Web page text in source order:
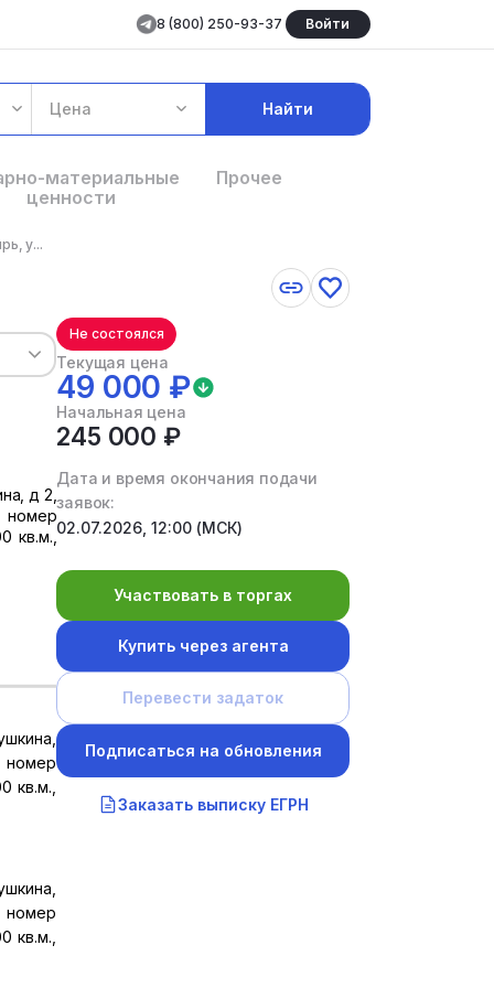
8 (800) 250-93-37 Войти
Цена Найти
материальные
ценности
Прочее
у...
д 2,
номер
кв.м.,
номер
кв.м.,
номер
кв.м.,
Не состоялся
Текущая цена
49 000 ₽
Начальная цена
245 000 ₽
Дата и время окончания подачи
заявок:
02.07.2026, 12:00 (МСК)
Участвовать в торгах
Купить через агента
Перевести задаток
Подписаться на обновления
Заказать выписку ЕГРН